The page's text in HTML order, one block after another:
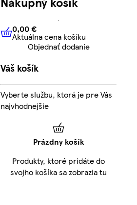
0,00 € Aktuálna cena košíku
0,00 €
Aktuálna cena košíku
Objednať dodanie
Váš košík
Vyberte službu, ktorá je pre Vás
najvhodnejšie
Prázdny košík
Produkty, ktoré pridáte do
svojho košíka sa zobrazia tu